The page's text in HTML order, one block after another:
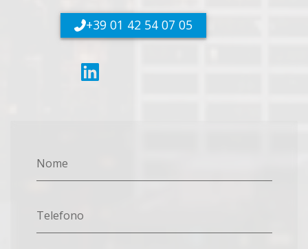
Nome
Telefono
+39 01 42 54 07 05